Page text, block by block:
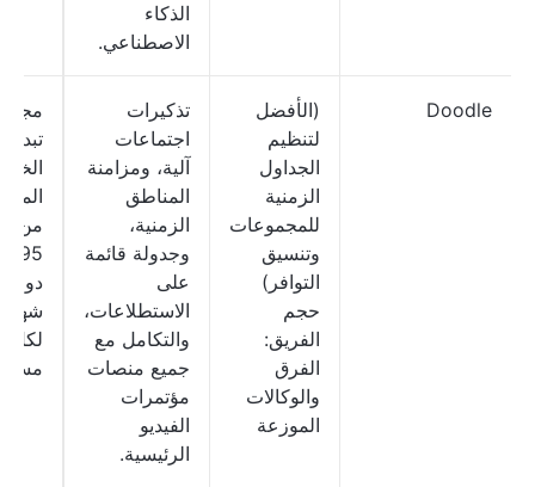
الذكاء
الاصطناعي.
Doodle
(الأفضل
لتنظيم
الجداول
الزمنية
للمجموعات
وتنسيق
التوافر)
حجم
الفريق:
الفرق
والوكالات
الموزعة
تذكيرات
اجتماعات
آلية، ومزامنة
المناطق
الزمنية،
وجدولة قائمة
على
الاستطلاعات،
والتكامل مع
جميع منصات
مؤتمرات
الفيديو
الرئيسية.
تبدأ
من
دولارًا
لكل